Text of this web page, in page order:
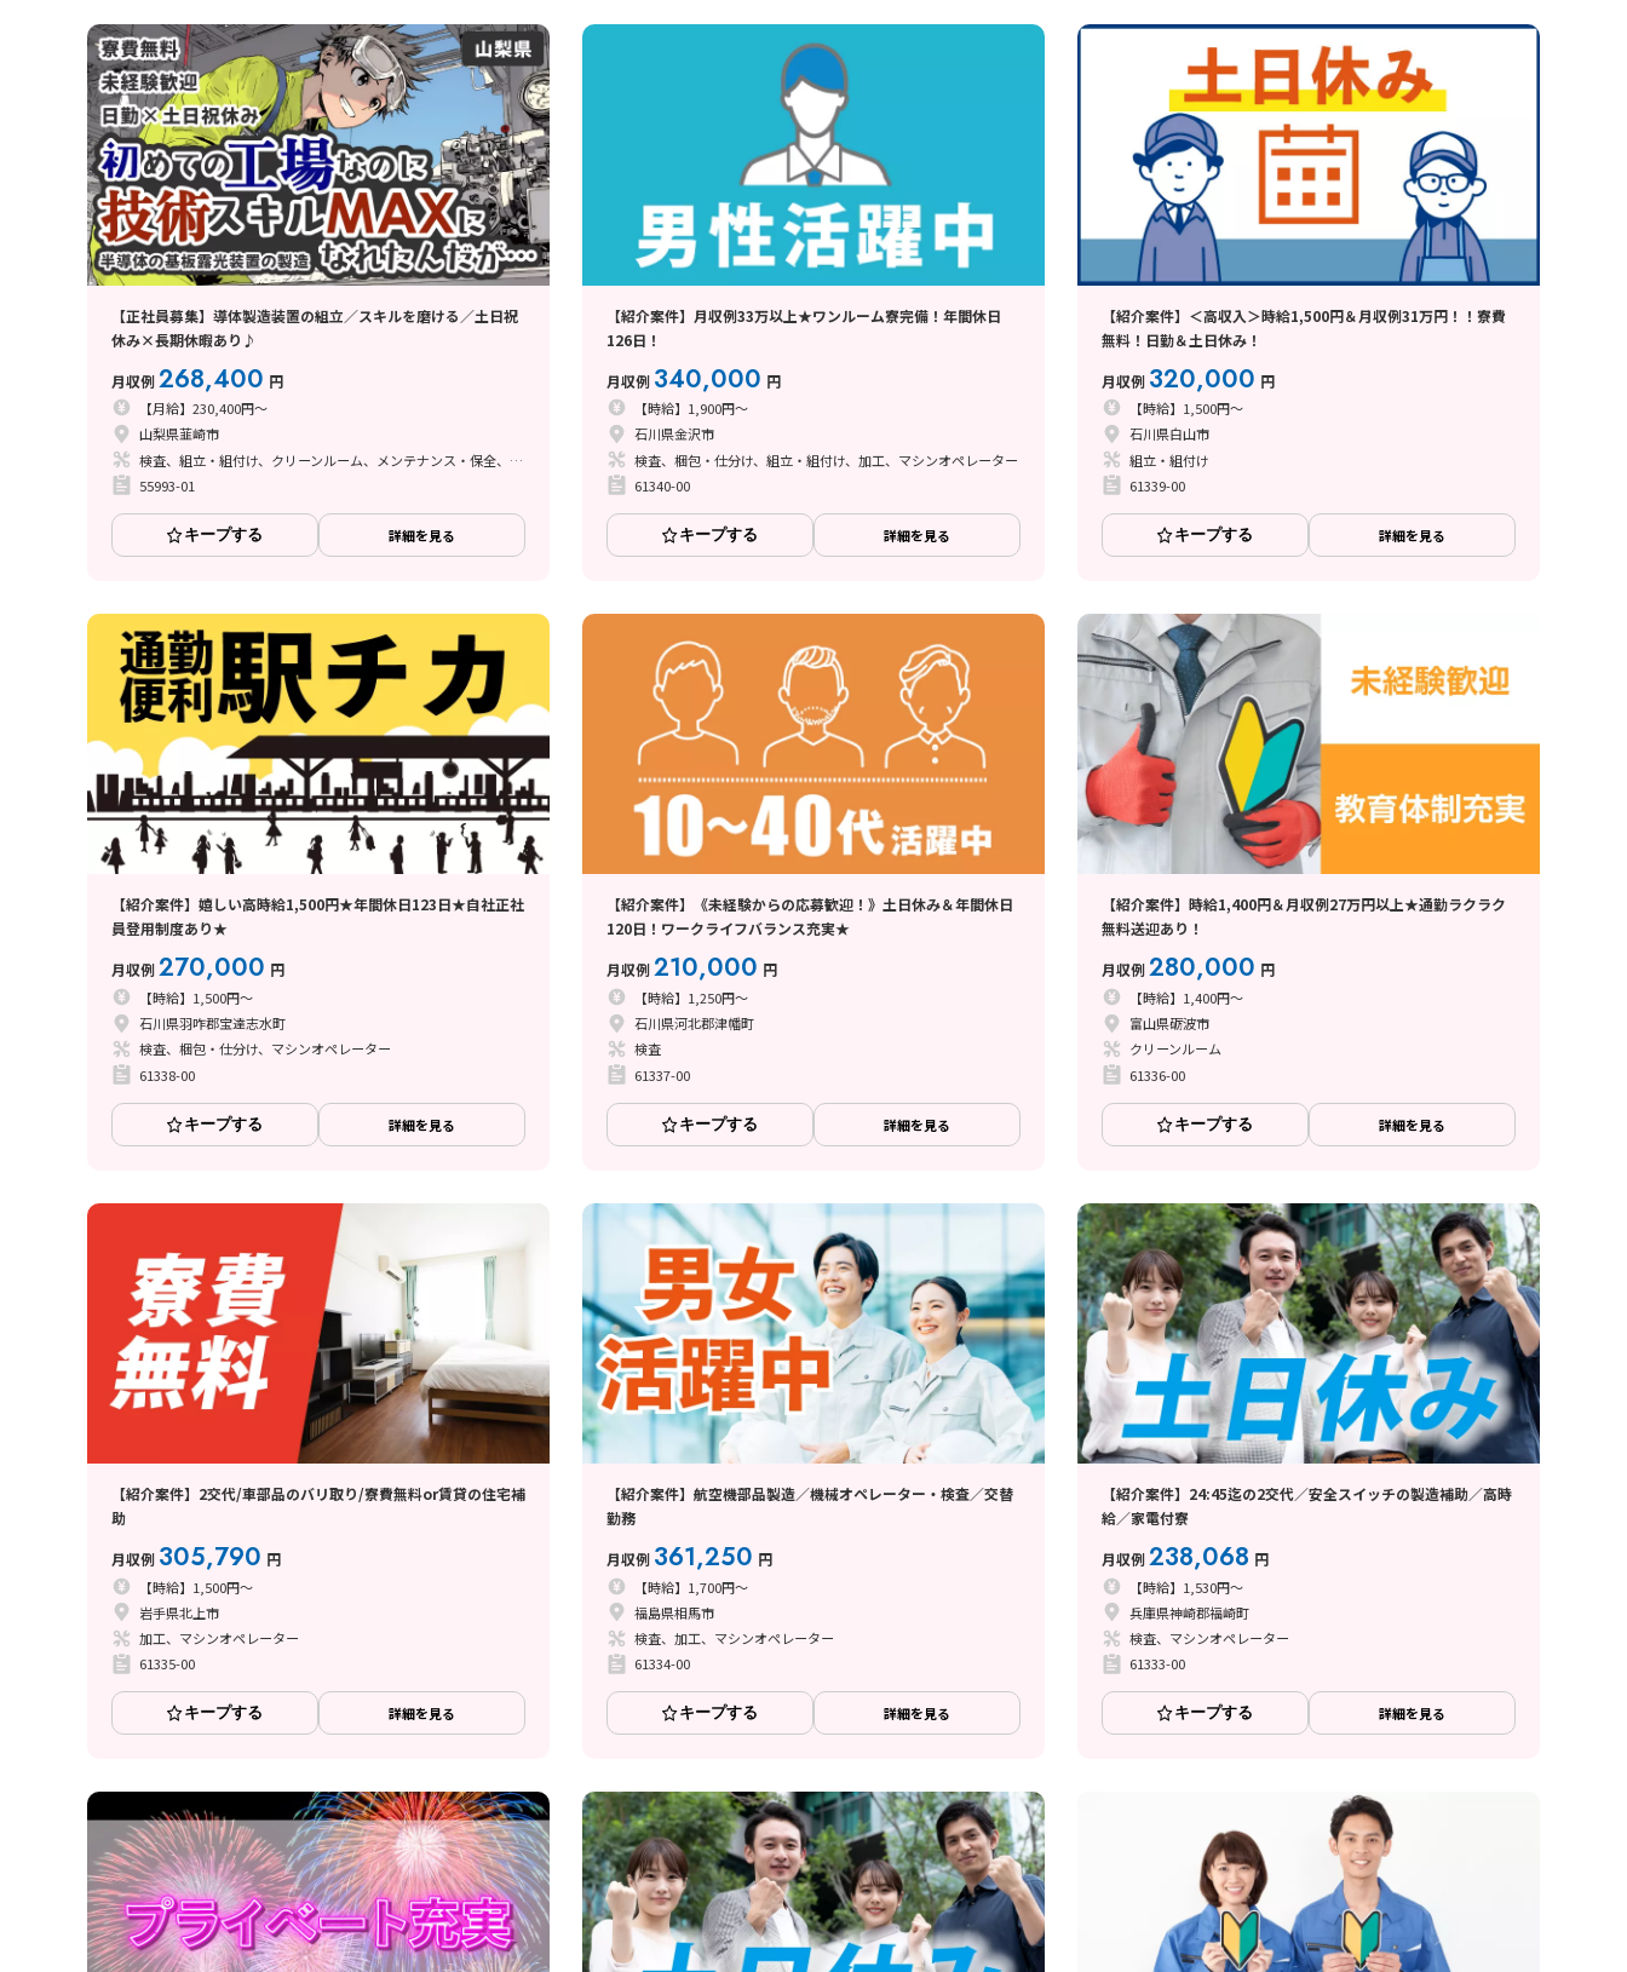
【正社員募集】導体製造装置の組立／スキルを磨ける／土日祝
休み×長期休暇あり♪
月収例268,400 円
【月給】230,400円～
山梨県韮崎市
検査、組立・組付け、クリーンルーム、メンテナンス・保全、座り作業、立ち作業
55993-01
キープする 詳細を見る
【紹介案件】月収例33万以上★ワンルーム寮完備！年間休日
126日！
月収例 340,000 円
【時給】1,900円～
石川県金沢市
検査、梱包・仕分け、組立・組付け、加工、マシンオペレーター
61340-00
キープする 詳細を見る
【紹介案件】＜高収入＞時給1,500円＆月収例31万円！！寮費
無料！日勤＆土日休み！
月収例 320,000 円
【時給】1,500円～
石川県白山市
組立・組付け
61339-00
キープする 詳細を見る
【紹介案件】嬉しい高時給1,500円★年間休日123日★自社正社
員登用制度あり★
月収例270,000 円
【時給】1,500円～
石川県羽咋郡宝達志水町
検査、梱包・仕分け、マシンオペレーター
61338-00
キープする 詳細を見る
【紹介案件】《未経験からの応募歓迎！》土日休み＆年間休日
120日！ワークライフバランス充実★
月収例210,000 円
【時給】1,250円～
石川県河北郡津幡町
検査
61337-00
キープする 詳細を見る
【紹介案件】時給1,400円＆月収例27万円以上★通勤ラクラク
無料送迎あり！
月収例280,000 円
【時給】1,400円～
富山県砺波市
クリーンルーム
61336-00
キープする 詳細を見る
【紹介案件】2交代/車部品のバリ取り/寮費無料or賃貸の住宅補
助
月収例 305,790 円
【時給】1,500円～
岩手県北上市
加工、マシンオペレーター
61335-00
キープする 詳細を見る
【紹介案件】航空機部品製造／機械オペレーター・検査／交替
勤務
月収例 361,250 円
【時給】1,700円～
福島県相馬市
検査、加工、マシンオペレーター
61334-00
キープする 詳細を見る
【紹介案件】24:45迄の2交代／安全スイッチの製造補助／高時
給／家電付寮
月収例238,068 円
【時給】1,530円～
兵庫県神崎郡福崎町
検査、マシンオペレーター
61333-00
キープする 詳細を見る